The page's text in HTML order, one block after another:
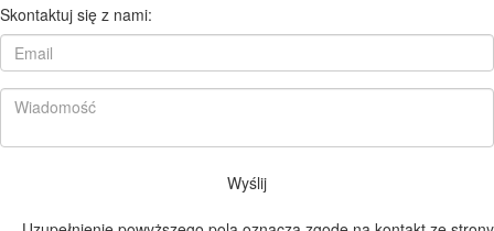
Skontaktuj się z nami:
Wyślij